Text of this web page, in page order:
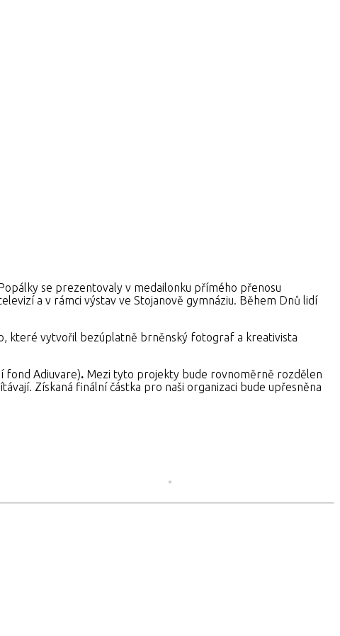
se prezentovaly v medailonku přímého přenosu
a v rámci výstav ve Stojanově gymnáziu. Během Dnů lidí
které vytvořil bezúplatně brněnský fotograf a kreativista
fond Adiuvare). Mezi tyto projekty bude rovnoměrně rozdělen
Získaná finální částka pro naši organizaci bude upřesněna